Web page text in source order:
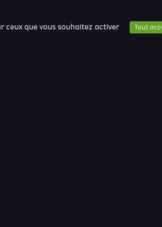
ceux que vous souhaitez activer Tout